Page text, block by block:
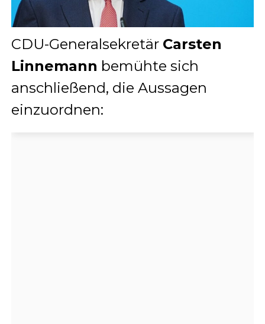
CDU-Generalsekretär Carsten
Linnemann bemühte sich
anschließend, die Aussagen
einzuordnen: